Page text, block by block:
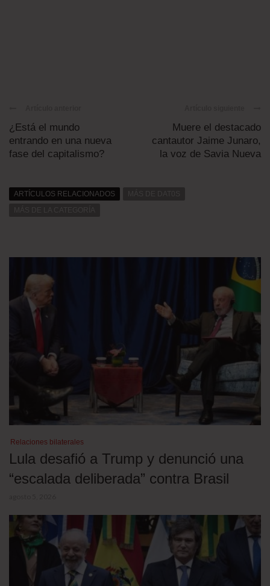
¿Está el mundo
entrando en una nueva
fase del capitalismo?
Muere el destacado
cantautor Jaime Junaro,
la voz de Savia Nueva
ARTÍCULOS RELACIONADOS
Relaciones bilaterales
Lula desafió a Trump y denunció una
“escalada deliberada” contra Brasil